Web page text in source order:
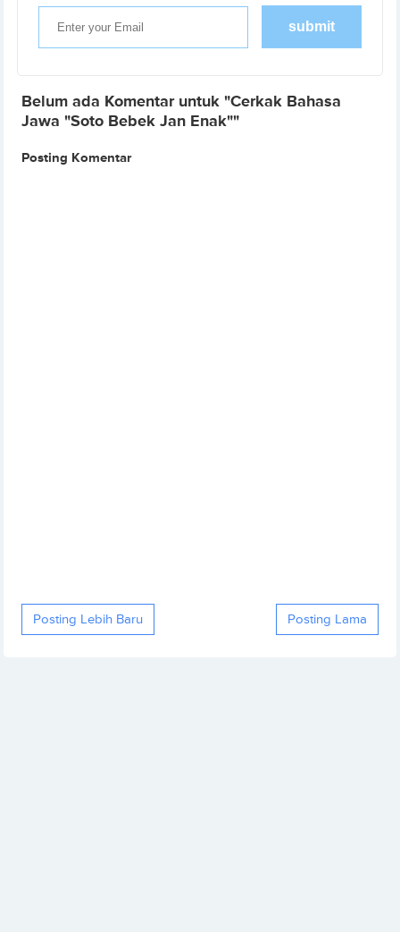
Belum ada Komentar untuk "Cerkak Bahasa
Jawa "Soto Bebek Jan Enak""
Posting Komentar
Posting Lebih Baru Posting Lama